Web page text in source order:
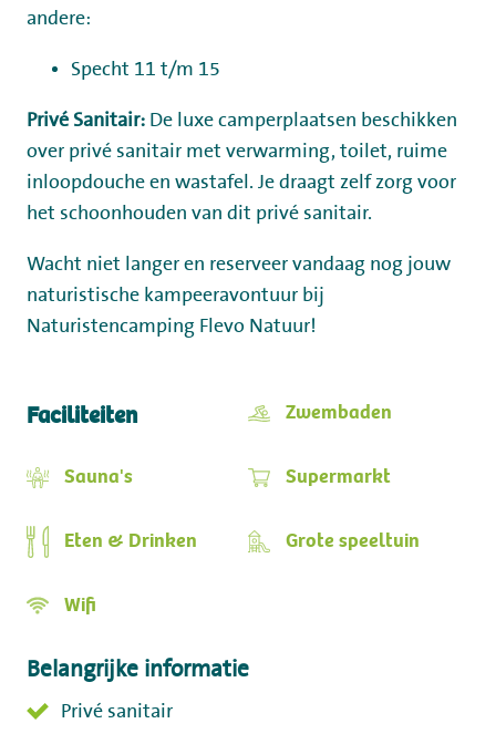
andere:
Specht 11 t/m 15
Privé Sanitair: De luxe camperplaatsen beschikken
over privé sanitair met verwarming, toilet, ruime
inloopdouche en wastafel. Je draagt zelf zorg voor
het schoonhouden van dit privé sanitair.
Wacht niet langer en reserveer vandaag nog jouw
naturistische kampeeravontuur bij
Naturistencamping Flevo Natuur!
Faciliteiten Zwembaden
Sauna's Supermarkt
Eten & Drinken Grote speeltuin
Wifi
Belangrijke informatie
Privé sanitair